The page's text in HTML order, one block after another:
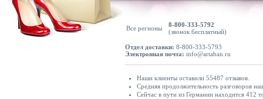
Все регионы
8-800-333-5792
(звонок бесплатный)
Отдел доставки: 8-800-333-5793
Электронная почта: info@artaban.ru
Наши клиенты оставили 55487 отзывов.
Средняя продолжительность разговоров
Сейчас в пути из Германии находится 412